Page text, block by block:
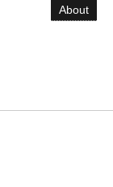
About